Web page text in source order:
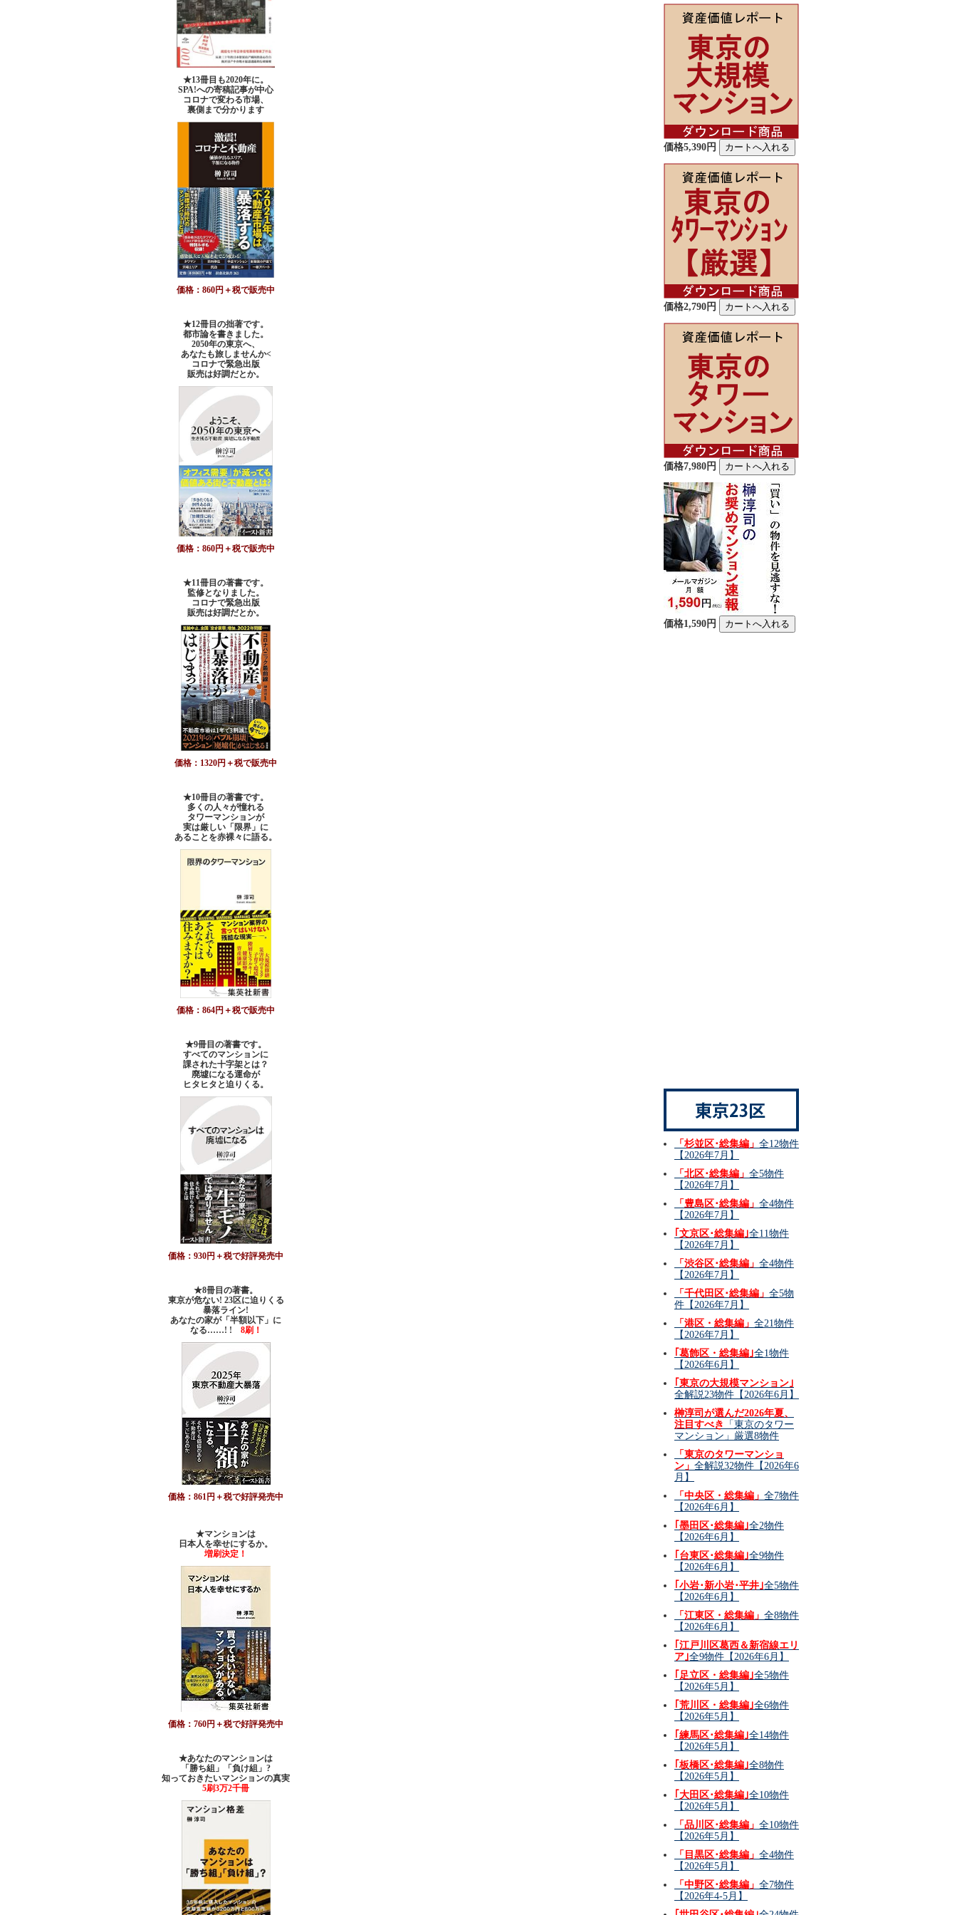
★13冊目も2020年に。
SPA!への寄稿記事が中心
コロナで変わる市場、
裏側まで分かります
価格：860円＋税で販売中
★12冊目の拙著です。
都市論を書きました。
2050年の東京へ、
あなたも旅しませんか<
コロナで緊急出版
販売は好調だとか。
価格：860円＋税で販売中
★11冊目の著書です。
監修となりました。
コロナで緊急出版
販売は好調だとか。
価格：1320円＋税で販売中
★10冊目の著書です。
多くの人々が憧れる
タワーマンションが
実は厳しい「限界」に
あることを赤裸々に語る。
価格：864円＋税で販売中
★9冊目の著書です。
すべてのマンションに
課された十字架とは？
廃墟になる運命が
ヒタヒタと迫りくる。
価格：930円＋税で好評発売中
★8冊目の著書。
東京が危ない! 23区に迫りくる
暴落ライン!
あなたの家が「半額以下」に
なる……! ! 8刷！
価格：861円＋税で好評発売中
★マンションは
日本人を幸せにするか。
増刷決定！
価格：760円＋税で好評発売中
★あなたのマンションは
「勝ち組」「負け組」?
知っておきたいマンションの真実
5刷3万2千冊
価格5,390円
価格2,790円
価格7,980円
価格1,590円
「杉並区･総集編」 全12物件
【2026年7月】
「北区･総集編」 全5物件
【2026年7月】
「豊島区･総集編」 全4物件
【2026年7月】
｢文京区･総集編｣全11物件
【2026年7月】
「渋谷区･総集編」 全4物件
【2026年7月】
「千代田区･総集編」 全5物
件【2026年7月】
「港区・総集編」 全21物件
【2026年7月】
｢葛飾区・総集編｣全1物件
【2026年6月】
｢東京の大規模マンション｣
全解説23物件【2026年6月】
榊淳司が選んだ2026年夏、
注目すべき
「東京のタワー
マンション」厳選8物件
「東京のタワーマンショ
ン」 全解説32物件【2026年6
月】
「中央区・総集編」 全7物件
【2026年6月】
｢墨田区･総集編｣全2物件
【2026年6月】
｢台東区･総集編｣全9物件
【2026年6月】
｢小岩･新小岩･平井｣全5物件
【2026年6月】
「江東区・総集編」 全8物件
【2026年6月】
｢江戸川区葛西＆新宿線エリ
ア｣全9物件【2026年6月】
｢足立区・総集編｣全5物件
【2026年5月】
｢荒川区・総集編｣全6物件
【2026年5月】
｢練馬区･総集編｣全14物件
【2026年5月】
｢板橋区･総集編｣全8物件
【2026年5月】
｢大田区･総集編｣全10物件
【2026年5月】
「品川区･総集編」 全10物件
【2026年5月】
「目黒区･総集編」 全4物件
【2026年5月】
「中野区･総集編」 全7物件
【2026年4-5月】